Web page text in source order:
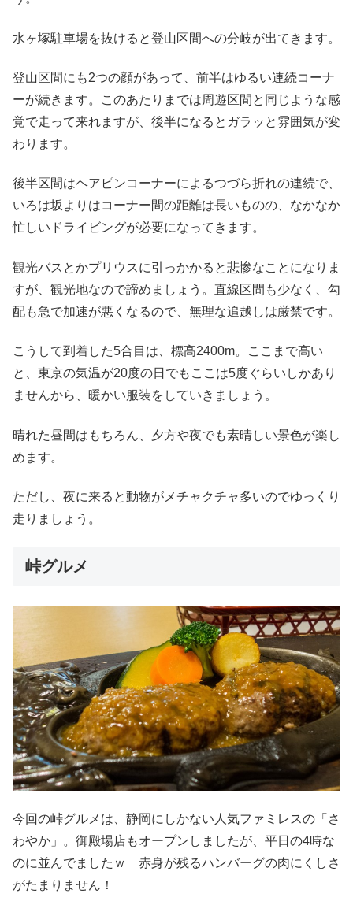
水ヶ塚駐車場を抜けると登山区間への分岐が出てきます。
登山区間にも2つの顔があって、前半はゆるい連続コーナ
ーが続きます。このあたりまでは周遊区間と同じような感
覚で走って来れますが、後半になるとガラッと雰囲気が変
わります。
後半区間はヘアピンコーナーによるつづら折れの連続で、
いろは坂よりはコーナー間の距離は長いものの、なかなか
忙しいドライビングが必要になってきます。
観光バスとかプリウスに引っかかると悲惨なことになりま
すが、観光地なので諦めましょう。直線区間も少なく、勾
配も急で加速が悪くなるので、無理な追越しは厳禁です。
こうして到着した5合目は、標高2400m。ここまで高い
と、東京の気温が20度の日でもここは5度ぐらいしかあり
ませんから、暖かい服装をしていきましょう。
晴れた昼間はもちろん、夕方や夜でも素晴しい景色が楽し
めます。
ただし、夜に来ると動物がメチャクチャ多いのでゆっくり
走りましょう。
峠グルメ
今回の峠グルメは、静岡にしかない人気ファミレスの「さ
わやか」。御殿場店もオープンしましたが、平日の4時な
のに並んでましたｗ 赤身が残るハンバーグの肉にくしさ
がたまりません！